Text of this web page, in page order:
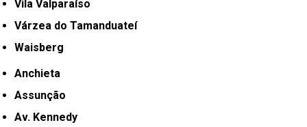
Vila Valparaíso
Várzea do Tamanduateí
Waisberg
Anchieta
Assunção
Av. Kennedy